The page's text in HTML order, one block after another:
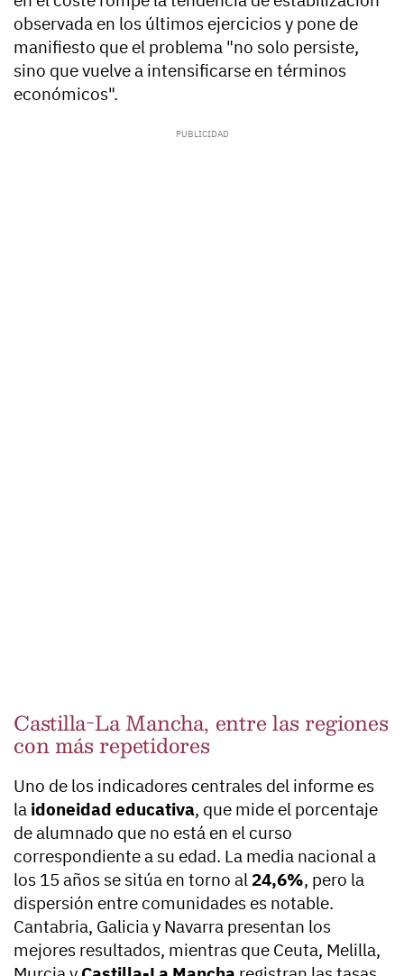
observada en los últimos ejercicios y pone de
manifiesto que el problema "no solo persiste,
sino que vuelve a intensificarse en términos
económicos".
Castilla-La Mancha, entre las regiones
con más repetidores
Uno de los indicadores centrales del informe es
la idoneidad educativa, que mide el porcentaje
de alumnado que no está en el curso
correspondiente a su edad. La media nacional a
los 15 años se sitúa en torno al 24,6%, pero la
dispersión entre comunidades es notable.
Cantabria, Galicia y Navarra presentan los
mejores resultados, mientras que Ceuta, Melilla,